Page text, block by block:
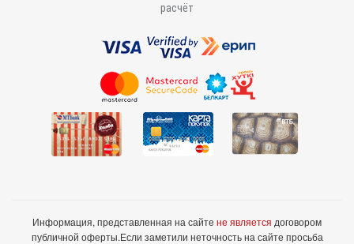
расчёт
Информация, представленная на сайте не является договором
публичной оферты.Если заметили неточность на сайте просьба